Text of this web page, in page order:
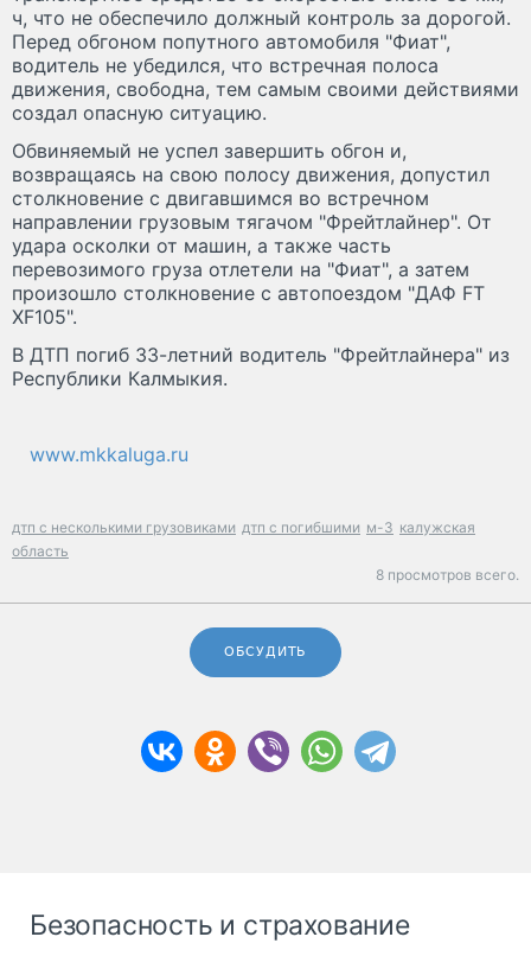
ч, что не обеспечило должный контроль за дорогой.
Перед обгоном попутного автомобиля "Фиат",
водитель не убедился, что встречная полоса
движения, свободна, тем самым своими действиями
создал опасную ситуацию.
Обвиняемый не успел завершить обгон и,
возвращаясь на свою полосу движения, допустил
столкновение с двигавшимся во встречном
направлении грузовым тягачом "Фрейтлайнер". От
удара осколки от машин, а также часть
перевозимого груза отлетели на "Фиат", а затем
произошло столкновение с автопоездом "ДАФ FT
XF105".
В ДТП погиб 33-летний водитель "Фрейтлайнера" из
Республики Калмыкия.
www.mkkaluga.ru
дтп с несколькими грузовиками дтп с погибшими м-3 калужская
область
8 просмотров всего.
ОБСУДИТЬ
Безопасность и страхование